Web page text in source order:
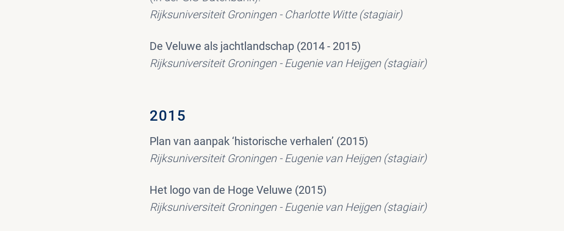
Rijksuniversiteit Groningen - Charlotte Witte (stagiair)
De Veluwe als jachtlandschap (2014 - 2015)
Rijksuniversiteit Groningen - Eugenie van Heijgen (stagiair)
2015
Plan van aanpak ‘historische verhalen’ (2015)
Rijksuniversiteit Groningen - Eugenie van Heijgen (stagiair)
Het logo van de Hoge Veluwe (2015)
Rijksuniversiteit Groningen - Eugenie van Heijgen (stagiair)